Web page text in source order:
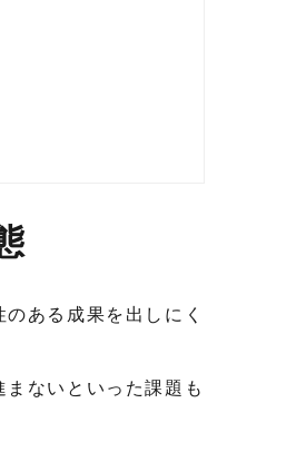
ある成果を出しにく
ないといった課題も